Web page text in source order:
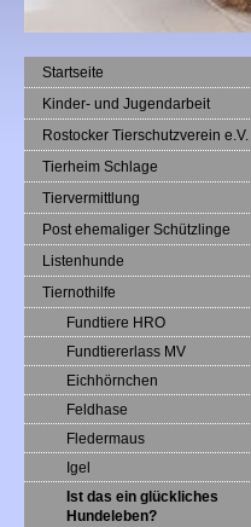
Startseite
Kinder- und Jugendarbeit
Rostocker Tierschutzverein e.V.
Tierheim Schlage
Tiervermittlung
Post ehemaliger Schützlinge
Listenhunde
Tiernothilfe
Fundtiere HRO
Fundtiererlass MV
Eichhörnchen
Feldhase
Fledermaus
Igel
Ist das ein glückliches
Hundeleben?